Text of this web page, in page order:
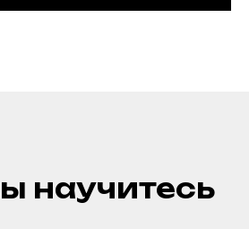
научитесь